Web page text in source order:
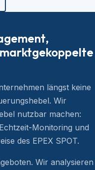
längst keine
Wir
nutzbar machen:
Monitoring und
des EPEX SPOT.
Wir analysieren